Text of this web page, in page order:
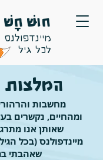
חוּשׁ חָשׁ
מיינדפולנס
לכל גיל
המלצות
מחשבות
ומהחיים, נקשרים
שאותן אנו
מיינדפולנס (בכל
שאהבתי